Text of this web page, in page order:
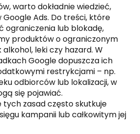
warto dokładnie wiedzieć,
Google Ads. Do treści, które
ograniczenia lub blokadę,
produktów o ograniczonym
leki czy hazard. W
Google dopuszcza ich
restrykcjami – np.
odbiorców lub lokalizacji, w
się pojawiać.
tych zasad często skutkuje
kampanii lub całkowitym jej